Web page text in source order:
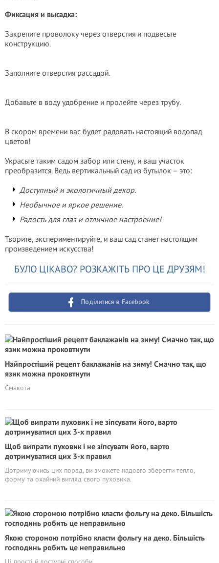
Фиксация и высадка:
Закрепите проволоку через отверстия и подвесьте
конструкцию.
Заполните отверстия рассадой.
Добавьте в воду удобрение и пролейте через трубу.
В скором времени вас будет радовать настоящий водопад
цветов!
Украсьте таким садом забор или стену, и ваш участок
преобразится. Ведь вертикальный сад из бутылок – это:
Доступный и экологичный декор.
Необычное и яркое решение.
Радость для глаз и отличное настроение!
Творите, экспериментируйте, и ваш сад станет настоящим
произведением искусства!
БУЛО ЦІКАВО? РОЗКАЖІТЬ ПРО ЦЕ ДРУЗЯМ!
Поділитися в Facebook
Найпростіший рецепт баклажанів на зиму! Смачно так, що
язик можна проковтнути
Смакота
Щоб випрати пуховик і не зіпсувати його, варто
дотримуватися цих 3-х правил
Дотримуючись цих порад, ви зможете надовго зберегти тепло,
форму та охайний вигляд свого пуховика.
Якою стороною потрібно класти фольгу на деко. Більшість
господинь робить це неправильно